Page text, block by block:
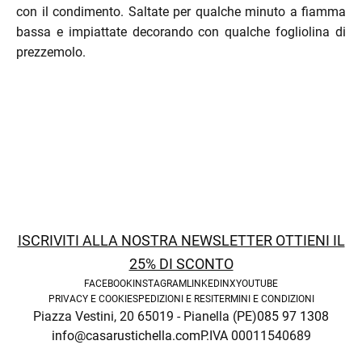
con il condimento. Saltate per qualche minuto a fiamma
bassa e impiattate decorando con qualche fogliolina di
prezzemolo.
ISCRIVITI ALLA NOSTRA NEWSLETTER OTTIENI IL
25% DI SCONTO
FACEBOOKINSTAGRAMLINKEDINXYOUTUBE
PRIVACY E COOKIESPEDIZIONI E RESITERMINI E CONDIZIONI
Piazza Vestini, 20 65019 - Pianella (PE)085 97 1308
info@casarustichella.comP.IVA 00011540689